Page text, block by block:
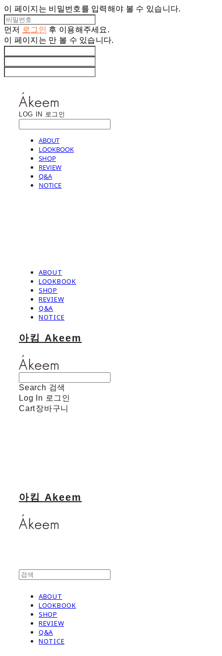
이 페이지는 비밀번호를 입력해야 볼 수 있습니다.
먼저 로그인 후 이용해주세요.
이 페이지는 만 볼 수 있습니다.
LOG IN 로그인
ABOUT
LOOKBOOK
SHOP
REVIEW
Q&A
NOTICE
ABOUT
LOOKBOOK
SHOP
REVIEW
Q&A
NOTICE
아킴 Akeem
Search 검색
Log In 로그인
Cart장바구니
아킴 Akeem
ABOUT
LOOKBOOK
SHOP
REVIEW
Q&A
NOTICE